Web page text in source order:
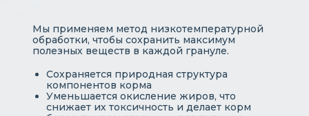
Мы применяем метод низкотемпературной
обработки, чтобы сохранить максимум
полезных веществ в каждой грануле.
Сохраняется природная структура
компонентов корма
Уменьшается окисление жиров, что
снижает их токсичность и делает корм